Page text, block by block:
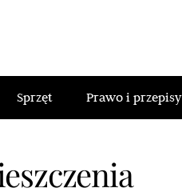
Sprzęt Prawo i przepisy